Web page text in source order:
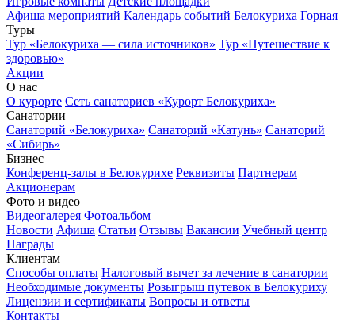
Афиша мероприятий Календарь событий Белокуриха Горная
Туры
Тур «Белокуриха — сила источников» Тур «Путешествие к
здоровью»
Акции
О нас
О курорте Сеть санаториев «Курорт Белокуриха»
Санатории
Санаторий «Белокуриха» Санаторий «Катунь» Санаторий
«Сибирь»
Бизнес
Конференц-залы в Белокурихе Реквизиты Партнерам
Акционерам
Фото и видео
Видеогалерея Фотоальбом
Новости Афиша Статьи Отзывы Вакансии Учебный центр
Награды
Клиентам
Способы оплаты Налоговый вычет за лечение в санатории
Необходимые документы Розыгрыш путевок в Белокуриху
Лицензии и сертификаты Вопросы и ответы
Контакты